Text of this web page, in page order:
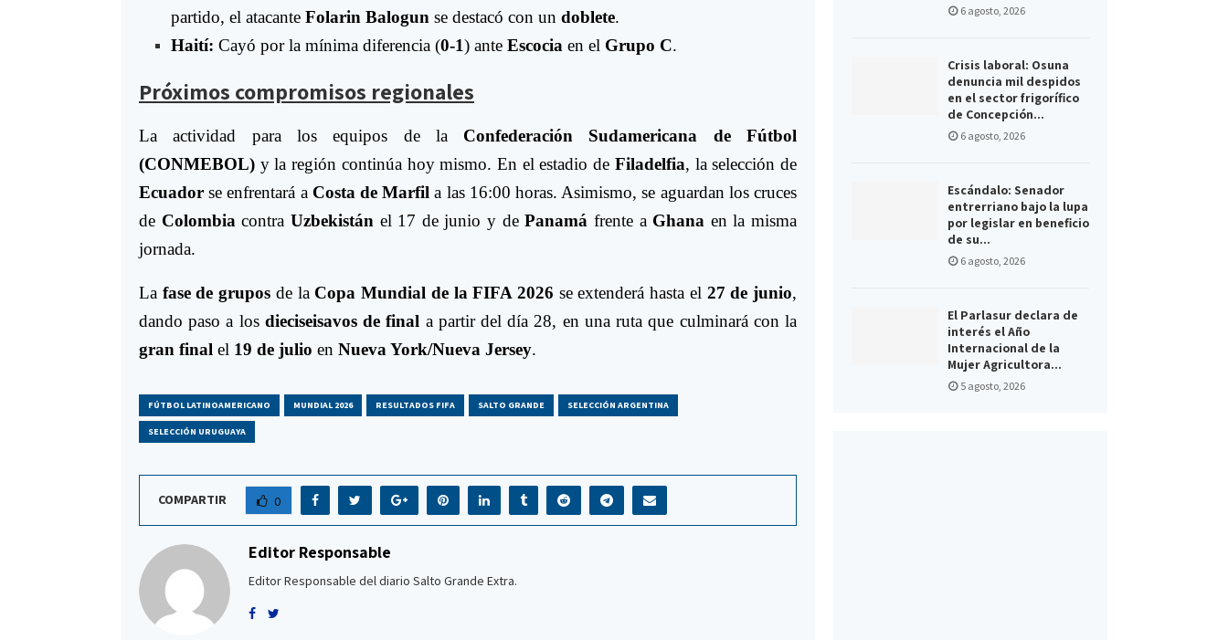
partido, el atacante Folarin Balogun se destacó con un doblete.
Haití: Cayó por la mínima diferencia (0-1) ante Escocia en el Grupo C.
Próximos compromisos regionales
La actividad para los equipos de la Confederación Sudamericana de Fútbol
(CONMEBOL) y la región continúa hoy mismo. En el estadio de Filadelfia, la selección de
Ecuador se enfrentará a Costa de Marfil a las 16:00 horas. Asimismo, se aguardan los cruces
de Colombia contra Uzbekistán el 17 de junio y dePanamá frente a Ghana en la misma
jornada.
La fase de grupos de la Copa Mundial de la FIFA 2026 se extenderá hasta el 27 de junio,
dando paso a los dieciseisavos de final a partir del día 28, en una ruta que culminará con la
gran final el 19 de julio en Nueva York/Nueva Jersey.
FÚTBOL LATINOAMERICANO MUNDIAL 2026 RESULTADOS FIFA SALTO GRANDE SELECCIÓN ARGENTINA
SELECCIÓN URUGUAYA
COMPARTIR 0
Editor Responsable
Editor Responsable del diario Salto Grande Extra.
6 agosto, 2026
Crisis laboral: Osuna
denuncia mil despidos
en el sector frigorífico
de Concepción...
6 agosto, 2026
Escándalo: Senador
entrerriano bajo la lupa
por legislar en beneficio
de su...
6 agosto, 2026
El Parlasur declara de
interés el Año
Internacional de la
Mujer Agricultora...
5 agosto, 2026